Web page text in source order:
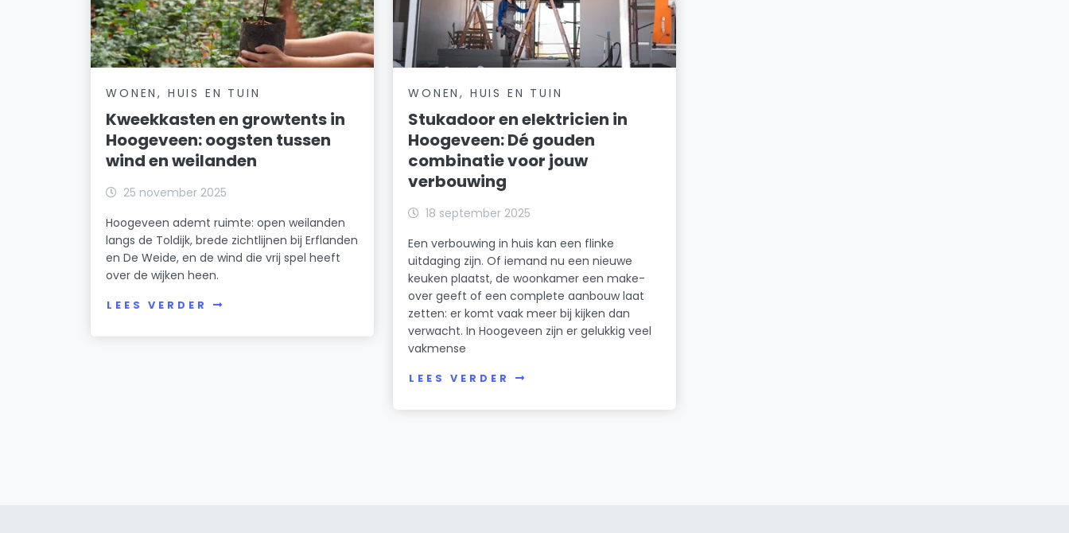
WONEN, HUIS EN TUIN
Kweekkasten en growtents in
Hoogeveen: oogsten tussen
wind en weilanden
25 november 2025
Hoogeveen ademt ruimte: open weilanden
langs de Toldijk, brede zichtlijnen bij Erflanden
en De Weide, en de wind die vrij spel heeft
over de wijken heen.
LEES VERDER
WONEN, HUIS EN TUIN
Stukadoor en elektricien in
Hoogeveen: Dé gouden
combinatie voor jouw
verbouwing
18 september 2025
Een verbouwing in huis kan een flinke
uitdaging zijn. Of iemand nu een nieuwe
keuken plaatst, de woonkamer een make-
over geeft of een complete aanbouw laat
zetten: er komt vaak meer bij kijken dan
verwacht. In Hoogeveen zijn er gelukkig veel
vakmense
LEES VERDER